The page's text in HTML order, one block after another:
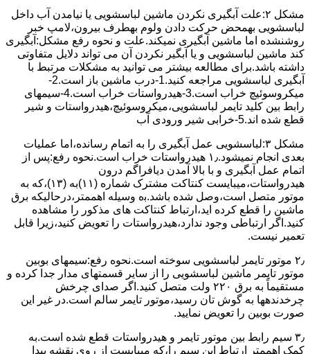
مشکل ۲:علت آبگیری نکردن ماشین لباسشویی یا نیامدن آب داخل
لباسشویی بهمحض ﺣﺮﮐﺖ دادن وﻟﻮم بهطرف ﺑﯿﺮون،ﻻﻣﭗ ﺧﺒﺮ
روشنشده اﻣﺎ ﻣﺎﺷﯿﻦ آﺑﮕﯿﺮی نمیکند.ﻋﻠﺖ و نحوه رﻓﻊ مشکل:آبگیری
کند ماشین لباسشویی و یا آبگیر نکردن آن می تواند دلایل متفاوتی
داشته باشد.برای مطالعه بیشتر می توانید به مشکلات مرتبط با
آبگیری لباسشویی مراجعه کنید.1-درب ﻣﺎﺷﯿﻦ ﺑﺎز اﺳﺖ.2-
ﻣﯿﮑﺮوﺳﻮﺋﯿﭻ ﺧﺮاب اﺳﺖ.3-ﻫﯿﺪرواﺳﺘﺎت ﺧﺮاب اﺳﺖ.4-سیمهای
راﺑﻂ ﺑﯿﻦ ﮐﻠﯿﺪ ﺗﺎﯾﻤﺮ لباسشویی،ﻣﯿﮑﺮوﺳﻮﺋﯿﭻ،ﻫﯿﺪرواﺳﺘﺎت و ﺷﯿﺮ
ﻗﻄﻊ ﺷﺪه اند.5-خرابی شیر ورودی آب
مشکل ۳:لباسشویی ﻋﻤﻞ آﺑﮕﯿﺮی را ﺑﻪ اﺗﻤﺎم رﺳﺎﻧﺪه،اﻣﺎ ﻋﻤﻠﯿﺎت
ﺑﻌﺪی اﻧﺠﺎم نمیشود.۱٫ ﻫﯿﺪرواﺳﺘﺎت ﺧﺮاب اﺳﺖ.نحوه رﻓﻊ:ﭘﺲ از
اﺗﻤﺎم عمل آﺑﮕﯿﺮی و ﺑﺎ ﺑﺎﻻ آﻣﺪن دﯾﺎﻓﺮاﮔﻢ درون
ﻫﯿﺪرواﺳﺘﺎت،میبایست ﮐﻨﺘﺎﮐﺖ ﻣﺸﺘﺮک شماره (۱۱)به (۱۳)،ﮐﻪ ﺑﻪ
ﻣﻮﺗﻮر ﻣﺘﺼﻞ اﺳﺖ،وﺻﻞ ﺷﺪه ﺑﺎﺷﺪ.ﺑه وسیله اهممتر،درحالیکه ﺑﺮق
ﻣﺎﺷﯿﻦ را ﻗﻄﻊ کرده اید،ارﺗﺒﺎط ﮐﻨﺘﺎﮐﺖ ﻫﺎی ﻣﺬﮐﻮر را ﻣﺸﺎﻫﺪه
کنید.اﮔﺮ ارﺗﺒﺎطی وجود ندارد،ﻫﯿﺪرواﺳﺘﺎت را ﺗﻌﻮﯾﺾ ﮐﻨﯿﺪ،زﯾﺮا قابل
ﺗﻌﻤﯿﺮ نیست.
۲٫ ﻣﻮﺗﻮر ﺗﺎﯾﻤﺮ لباسشویی ﺳﻮﺧﺘﻪ اﺳﺖ.نحوه رﻓﻊ:سیمهای ﺑﻮﺑﯿﻦ
ﻣﻮﺗﻮر ﺗﺎﯾﻤﺮ ماشین لباسشویی را از ﺳﺎﯾﺮ قسمتهای ﻣﺪار ﺟﺪا کرده و
مستقیماً ﺑﻪ برق ۲۲۰ وﻟﺖ ﻣﺘﺼﻞ کنید.اﮔﺮ ﺻﺪای ﭼﺮﺧﺶ
چرخدندهها به گوش تان رﺳﯿﺪ،ﻣﻮﺗﻮر ﺗﺎﯾﻤﺮ ﺳﺎﻟﻢ اﺳﺖ.در ﻏﯿﺮ اﯾﻦ
ﺻﻮرت ﺑﻮﺑﯿﻦ را ﺗﻌﻮﯾﺾ ﻧﻤﺎﯾﯿﺪ.
۳٫ ﺳﯿﻢ راﺑﻂ ﺑﯿﻦ ﻣﻮﺗﻮر ﺗﺎﯾﻤﺮ و ﻫﯿﺪرواﺳﺘﺎت ﻗﻄﻊ ﺷﺪه اﺳﺖ.به
کمک اهممتر ارﺗﺒﺎط اﯾﻦ ﺳﯿﻢ را،ﮐﻪ میبایست از روی ﻧﻘﺸﻪ ﭘﯿﺪا